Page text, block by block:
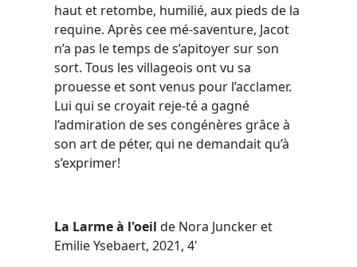
haut et retombe, humilié, aux pieds de la
requine. Après cee mé-saventure, Jacot
n’a pas le temps de s’apitoyer sur son
sort. Tous les villageois ont vu sa
prouesse et sont venus pour l’acclamer.
Lui qui se croyait reje-té a gagné
l’admiration de ses congénères grâce à
son art de péter, qui ne demandait qu’à
s’exprimer!
La Larme à l'oeil de Nora Juncker et
Emilie Ysebaert, 2021, 4'